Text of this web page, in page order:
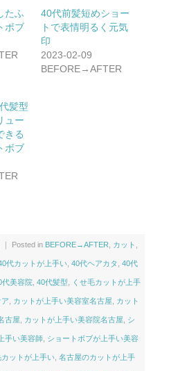
たふ
ボブ
40代前髪短めショー
トで表情明るく元気
印
2023-02-09
BEFORE→AFTER
髪型
ュー
きる
ボブ
Posted in BEFORE→AFTER カット
代カットが上手い 40代ヘアカタ 40代
代美容院 40代髪型 くせ毛カットが上手
カットが上手い美容室名古屋 カット
古屋 カットが上手い美容院名古屋 シ
手い美容師 ショートボブが上手い美容
ットが上手い 名古屋のカットが上手